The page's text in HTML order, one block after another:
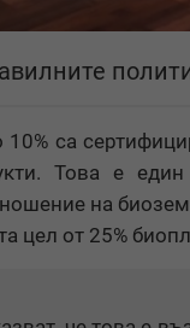
са
Това е
на
цел от 25%